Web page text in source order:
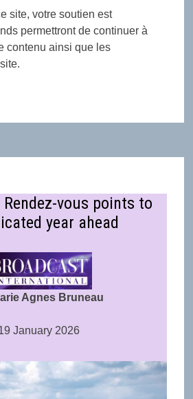
site, votre soutien est
permettront de continuer à
contenu ainsi que les
Rendez-vous points to
year ahead
Agnes Bruneau
January 2026